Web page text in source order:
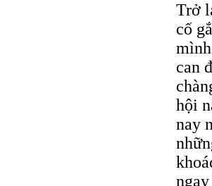
Trở
cố
can
hội
nay